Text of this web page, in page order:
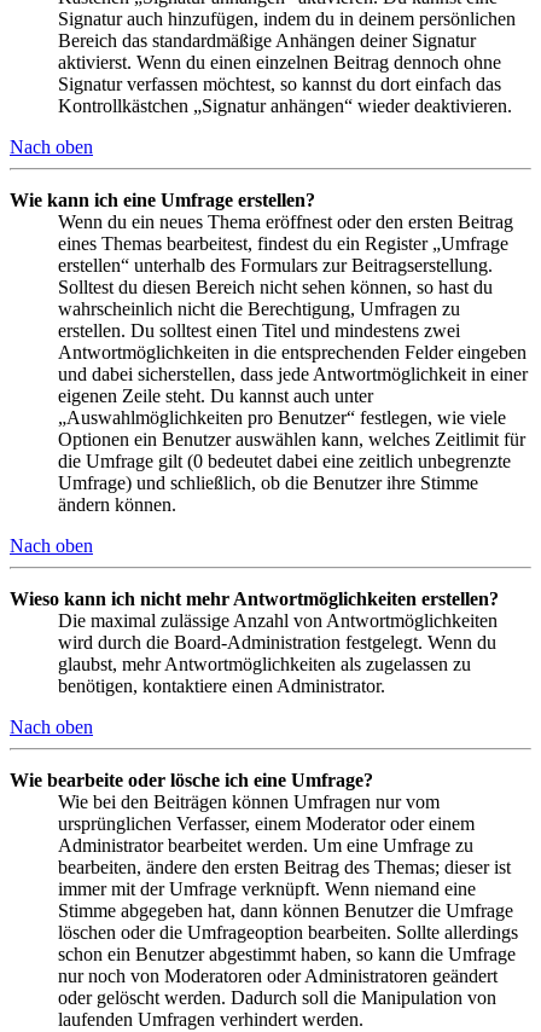
Signatur auch hinzufügen, indem du in deinem persönlichen
Bereich das standardmäßige Anhängen deiner Signatur
aktivierst. Wenn du einen einzelnen Beitrag dennoch ohne
Signatur verfassen möchtest, so kannst du dort einfach das
Kontrollkästchen „Signatur anhängen“ wieder deaktivieren.
Nach oben
Wie kann ich eine Umfrage erstellen?
Wenn du ein neues Thema eröffnest oder den ersten Beitrag
eines Themas bearbeitest, findest du ein Register „Umfrage
erstellen“ unterhalb des Formulars zur Beitragserstellung.
Solltest du diesen Bereich nicht sehen können, so hast du
wahrscheinlich nicht die Berechtigung, Umfragen zu
erstellen. Du solltest einen Titel und mindestens zwei
Antwortmöglichkeiten in die entsprechenden Felder eingeben
und dabei sicherstellen, dass jede Antwortmöglichkeit in einer
eigenen Zeile steht. Du kannst auch unter
„Auswahlmöglichkeiten pro Benutzer“ festlegen, wie viele
Optionen ein Benutzer auswählen kann, welches Zeitlimit für
die Umfrage gilt (0 bedeutet dabei eine zeitlich unbegrenzte
Umfrage) und schließlich, ob die Benutzer ihre Stimme
ändern können.
Nach oben
Wieso kann ich nicht mehr Antwortmöglichkeiten erstellen?
Die maximal zulässige Anzahl von Antwortmöglichkeiten
wird durch die Board-Administration festgelegt. Wenn du
glaubst, mehr Antwortmöglichkeiten als zugelassen zu
benötigen, kontaktiere einen Administrator.
Nach oben
Wie bearbeite oder lösche ich eine Umfrage?
Wie bei den Beiträgen können Umfragen nur vom
ursprünglichen Verfasser, einem Moderator oder einem
Administrator bearbeitet werden. Um eine Umfrage zu
bearbeiten, ändere den ersten Beitrag des Themas; dieser ist
immer mit der Umfrage verknüpft. Wenn niemand eine
Stimme abgegeben hat, dann können Benutzer die Umfrage
löschen oder die Umfrageoption bearbeiten. Sollte allerdings
schon ein Benutzer abgestimmt haben, so kann die Umfrage
nur noch von Moderatoren oder Administratoren geändert
oder gelöscht werden. Dadurch soll die Manipulation von
laufenden Umfragen verhindert werden.